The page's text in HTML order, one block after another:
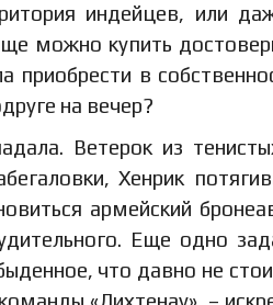
индейцев, или
можно купить
приобрести в
на вечер?
Ветерок из
Хенрик
армейский
Еще одно
что давно не